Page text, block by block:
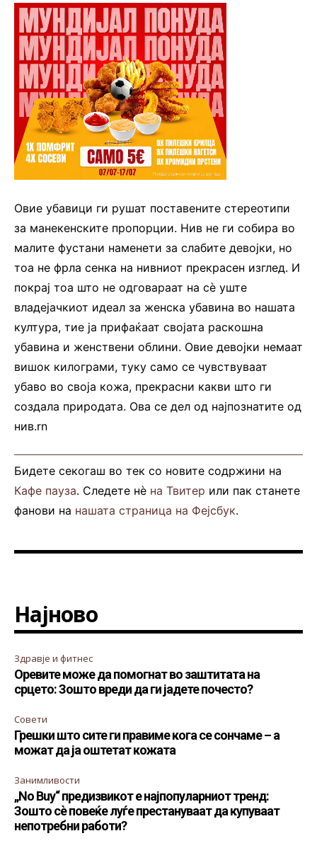
Овие убавици ги рушат поставените стереотипи
за манекенските пропорции. Нив не ги собира во
малите фустани наменети за слабите девојки, но
тоа не фрла сенка на нивниот прекрасен изглед. И
покрај тоа што не одговараат на сè уште
владејачкиот идеал за женска убавина во нашата
култура, тие ја прифаќаат својата раскошна
убавина и женствени облини. Овие девојки немаат
вишок килограми, туку само се чувствуваат
убаво во своја кожа, прекрасни какви што ги
создала природата. Ова се дел од најпознатите од
нив.rn
Бидете секогаш во тек со новите содржини на
Кафе пауза. Следете нè на Твитер или пак станете
фанови на нашата страница на Фејсбук.
Најново
Здравје и фитнес
Оревите може да помогнат во заштитата на
срцето: Зошто вреди да ги јадете почесто?
Совети
Грешки што сите ги правиме кога се сончаме – а
можат да ја оштетат кожата
Занимливости
„No Buy“ предизвикот е најпопуларниот тренд:
Зошто сè повеќе луѓе престануваат да купуваат
непотребни работи?